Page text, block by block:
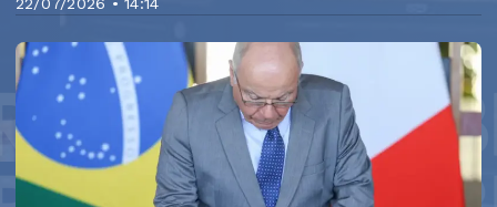
22/07/2026 • 14:14